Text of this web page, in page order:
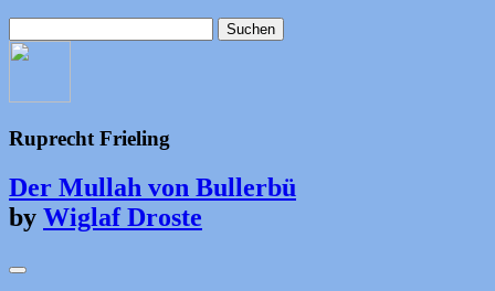
nach:
Ruprecht Frieling
Der Mullah von Bullerbü
by Wiglaf Droste